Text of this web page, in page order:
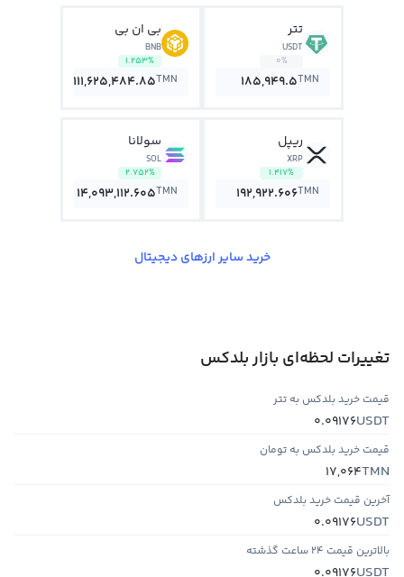
تتر
USDT
0%
185,949.5TMN
بی ان بی
BNB
1.253%
111,625,484.85TMN
ریپل
XRP
1.417%
192,922.606TMN
سولانا
SOL
2.752%
14,093,112.605TMN
خرید سایر ارزهای دیجیتال
تغییرات لحظه‌ای بازار بلدکس
قیمت خرید بلدکس به تتر
USDT
0.09176
قیمت خرید بلدکس به تومان
TMN
17,064
آخرین قیمت خرید بلدکس
USDT
0.09176
بالاترین قیمت ۲۴ ساعت گذشته